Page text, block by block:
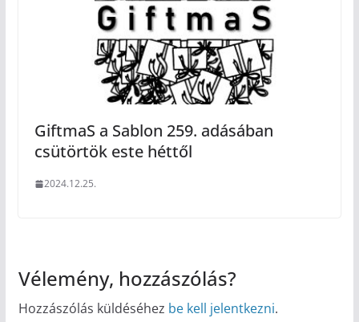
GiftmaS a Sablon 259. adásában
csütörtök este héttől
2024.12.25.
Vélemény, hozzászólás?
Hozzászólás küldéséhez be kell jelentkezni.